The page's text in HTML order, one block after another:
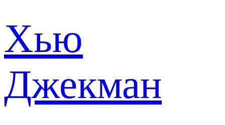
Хью
Джекман